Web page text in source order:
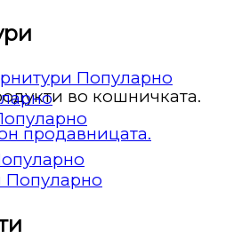
во кошничката.
продавницата.